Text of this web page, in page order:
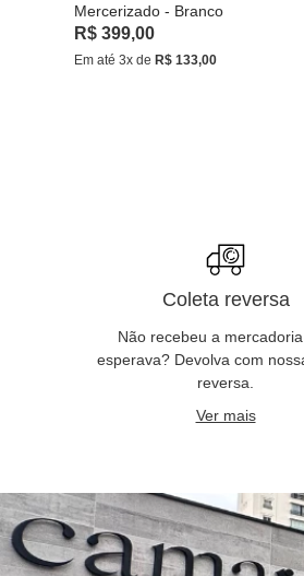
Mercerizado - Branco
R$ 399,00
Em até 3x de R$ 133,00
Coleta reversa
Não recebeu a
esperava? Devolva com
reversa.
Ver mais